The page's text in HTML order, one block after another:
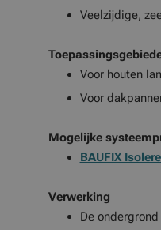
Veelzijdige,
Voor houten
Voor
Mogelijke
BAUFIX
Verwerking
De